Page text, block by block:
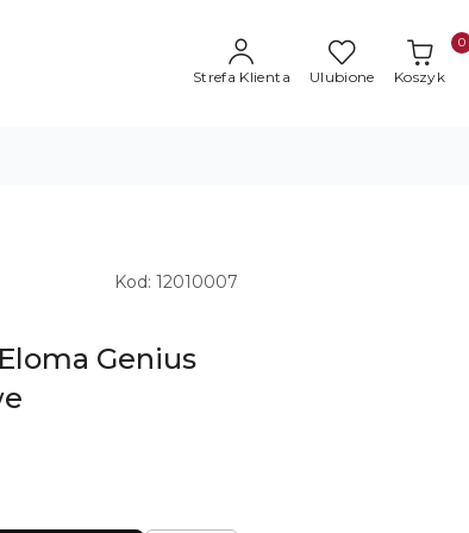
Strefa Klienta Ulubione Koszyk
0
Kod: 12010007
Genius